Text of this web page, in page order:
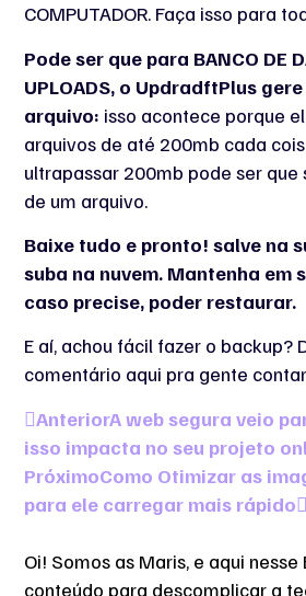
COMPUTADOR. Faça isso para
Pode ser que para BANCO DE
UPLOADS, o UpdradftPlus
arquivo: isso acontece porque
arquivos de até 200mb cada
ultrapassar 200mb pode ser que
de um arquivo.
Baixe tudo e pronto! salve na
suba na nuvem. Mantenha em
caso precise, poder restaurar.
E aí, achou fácil fazer o backup?
comentário aqui pra gente
AnteriorA web segura veio
isso impacta no seu projeto
PróximoComo Otimizar as
para ele carregar mais rápido
Oi! Somos as Maris, e aqui
conteúdo para descomplicar a